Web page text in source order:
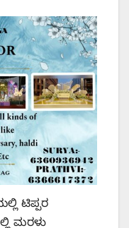
ಟಿಪ್ಪರ
ಮರಳು